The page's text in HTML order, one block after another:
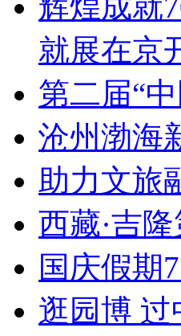
辉煌成就
就展在京
第二届“
沧州渤海
助力文旅
西藏·吉
国庆假期
逛园博